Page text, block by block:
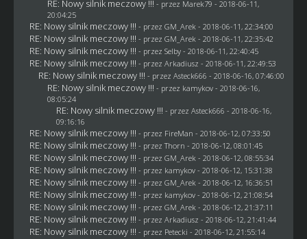
RE: Nowy silnik meczowy !!! - przez Marek79 - 2018-06-11,
20:04:25
RE: Nowy silnik meczowy !!! - przez GM_Arek- 2018-06-11, 22:34:00
RE: Nowy silnik meczowy !!! - przez GM_Arek- 2018-06-11, 22:35:42
RE: Nowy silnik meczowy !!! - przez Selby- 2018-06-11, 22:40:45
RE: Nowy silnik meczowy !!! - przez Arkadiusz - 2018-06-11, 22:49:53
RE: Nowy silnik meczowy !!! - przez Asteck666 - 2018-06-16, 07:46:00
RE: Nowy silnik meczowy !!! - przez kamykov- 2018-06-16,
08:05:24
RE: Nowy silnik meczowy !!! - przez Asteck666 - 2018-06-16,
09:16:16
RE: Nowy silnik meczowy !!! - przez FireMan - 2018-06-12, 07:33:50
RE: Nowy silnik meczowy !!! - przezThorn - 2018-06-12, 08:01:45
RE: Nowy silnik meczowy !!! - przez GM_Arek- 2018-06-12, 08:55:34
RE: Nowy silnik meczowy !!! - przez kamykov- 2018-06-12, 15:31:38
RE: Nowy silnik meczowy !!! - przez GM_Arek- 2018-06-12, 16:36:51
RE: Nowy silnik meczowy !!! - przez kamykov- 2018-06-12, 21:08:54
RE: Nowy silnik meczowy !!! - przez GM_Arek- 2018-06-12, 21:37:11
RE: Nowy silnik meczowy !!! - przez Arkadiusz - 2018-06-12, 21:41:44
RE: Nowy silnik meczowy !!! - przez Petecki - 2018-06-12, 21:55:14